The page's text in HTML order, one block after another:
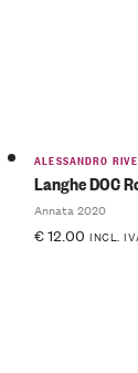
ALESSANDRO
Langhe DOC
Annata 2020
€12.00 INCL.